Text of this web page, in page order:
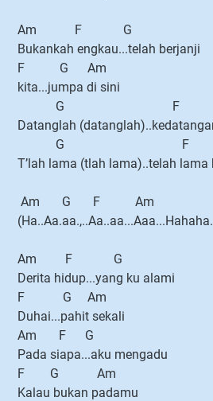
Am F G
Bukankah engkau...telah berjanji
F G Am
kita...jumpa di sini
G F
Datanglah
G F
T’lah lama (tlah lama)..telah lama
Am G F Am
Am F G
Derita hidup...yang ku alami
F G Am
Duhai...pahit sekali
Am F G
Pada siapa...aku mengadu
F G Am
Kalau bukan padamu